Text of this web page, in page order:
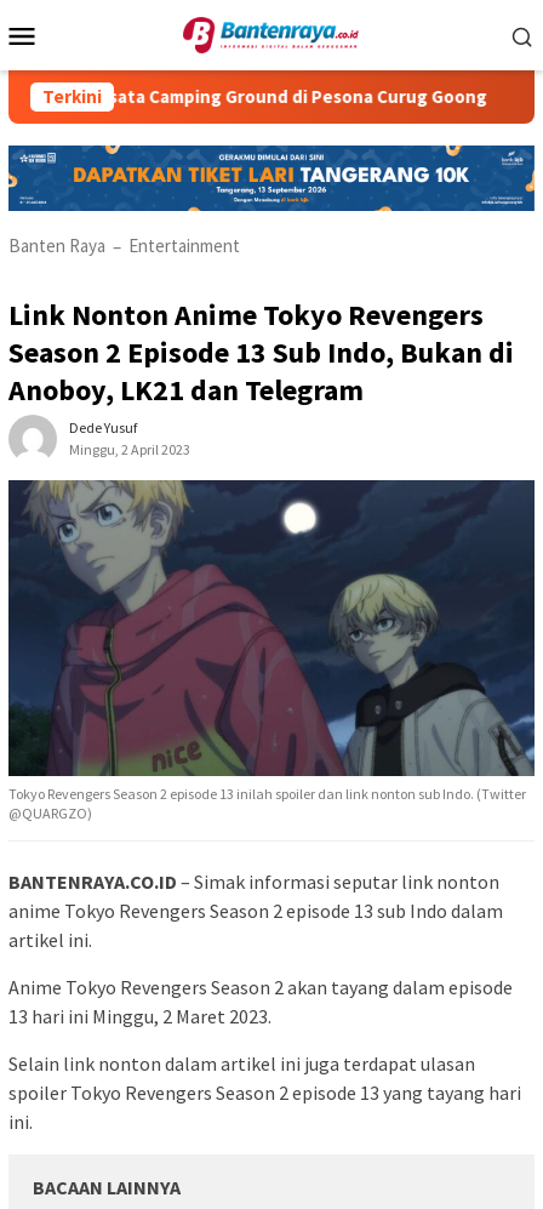
ke
Mobile
Terkini
Wisata Camping Ground di Pesona Curug Goong
Banten Raya – Entertainment
Link Nonton Anime Tokyo Revengers
Season 2 Episode 13 Sub Indo, Bukan di
Anoboy, LK21 dan Telegram
Dede Yusuf
Minggu, 2 April 2023
Tokyo Revengers Season 2 episode 13 inilah spoiler dan link nonton sub Indo. (Twitter
@QUARGZO)
BANTENRAYA.CO.ID – Simak informasi seputar link nonton
anime Tokyo Revengers Season 2 episode 13 sub Indo dalam
artikel ini.
Anime Tokyo Revengers Season 2 akan tayang dalam episode
13 hari ini Minggu, 2 Maret 2023.
Selain link nonton dalam artikel ini juga terdapat ulasan
spoiler Tokyo Revengers Season 2 episode 13 yang tayang hari
ini.
BACAAN LAINNYA